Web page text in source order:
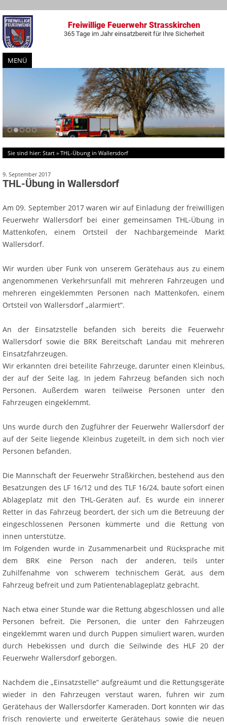
Freiwillige Feuerwehr Strasskirchen
365 Tage im Jahr einsatzbereit für Ihre Sicherheit
MENÜ
Zum
Inhalt
springen
Sie sind hier: Start » THL-Übung in Wallersdorf
9. September 2017
THL-Übung in Wallersdorf
Am 09. September 2017 waren wir auf Einladung der freiwilligen
Feuerwehr Wallersdorf bei einer gemeinsamen THL-Übung in
Mattenkofen, einem Ortsteil der Nachbargemeinde Markt
Wallersdorf.
Wir wurden über Funk von unserem Gerätehaus aus zu einem
angenommenen Verkehrsunfall mit mehreren Fahrzeugen und
mehreren eingeklemmten Personen nach Mattenkofen, einem
Ortsteil von Wallersdorf „alarmiert“.
An der Einsatzstelle befanden sich bereits die Feuerwehr
Wallersdorf sowie die BRK Bereitschaft Landau mit mehreren
Einsatzfahrzeugen.
Wir erkannten drei beteilite Fahrzeuge, darunter einen Kleinbus,
der auf der Seite lag. In jedem Fahrzeug befanden sich noch
Personen. Außerdem waren teilweise Personen unter den
Fahrzeugen eingeklemmt.
Uns wurde durch den Zugführer der Feuerwehr Wallersdorf der
auf der Seite liegende Kleinbus zugeteilt, in dem sich noch vier
Personen befanden.
Die Mannschaft der Feuerwehr Straßkirchen, bestehend aus den
Besatzungen des LF 16/12 und des TLF 16/24, baute sofort einen
Ablageplatz mit den THL-Geräten auf. Es wurde ein innerer
Retter in das Fahrzeug beordert, der sich um die Betreuung der
eingeschlossenen Personen kümmerte und die Rettung von
innen unterstütze.
Im Folgenden wurde in Zusammenarbeit und Rücksprache mit
dem BRK eine Person nach der anderen, teils unter
Zuhilfenahme von schwerem technischem Gerät, aus dem
Fahrzeug befreit und zum Patientenablageplatz gebracht.
Nach etwa einer Stunde war die Rettung abgeschlossen und alle
Personen befreit. Die Personen, die unter den Fahrzeugen
eingeklemmt waren und durch Puppen simuliert waren, wurden
durch Hebekissen und durch die Seilwinde des HLF 20 der
Feuerwehr Wallersdorf geborgen.
Nachdem die „Einsatzstelle“ aufgreäumt und die Rettungsgeräte
wieder in den Fahrzeugen verstaut waren, fuhren wir zum
Gerätehaus der Wallersdorfer Kameraden. Dort konnten wir das
frisch renovierte und erweiterte Gerätehaus sowie die neuen